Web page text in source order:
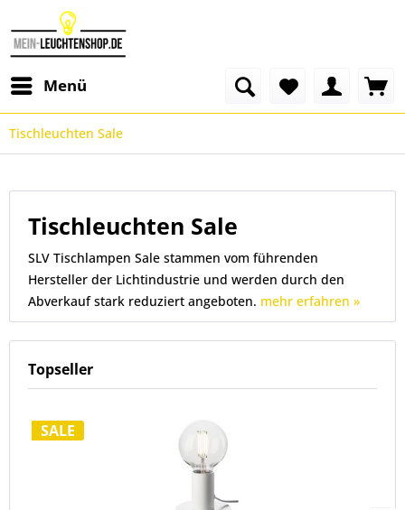
Menü
Tischleuchten Sale
Tischleuchten Sale
SLV Tischlampen Sale stammen vom führenden
Hersteller der Lichtindustrie und werden durch den
Abverkauf stark reduziert angeboten. mehr erfahren »
Topseller
SALE